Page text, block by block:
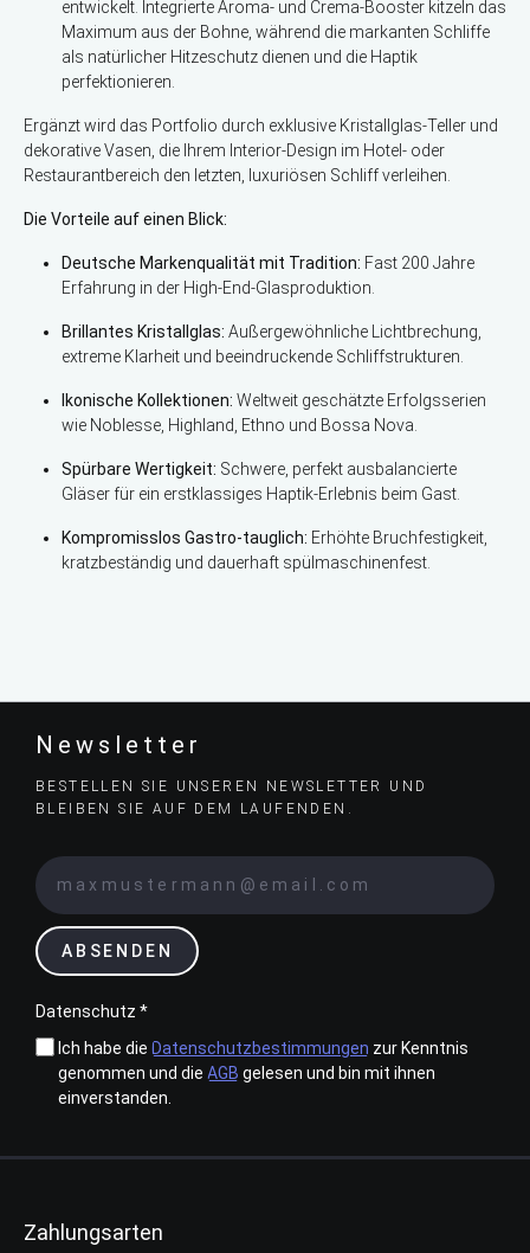
entwickelt. Integrierte Aroma- und Crema-Booster kitzeln das
Maximum aus der Bohne, während die markanten Schliffe
als natürlicher Hitzeschutz dienen und die Haptik
perfektionieren.
Ergänzt wird das Portfolio durch exklusive Kristallglas-Teller und
dekorative Vasen, die Ihrem Interior-Design im Hotel- oder
Restaurantbereich den letzten, luxuriösen Schliff verleihen.
Die Vorteile auf einen Blick:
Deutsche Markenqualität mit Tradition: Fast 200 Jahre
Erfahrung in der High-End-Glasproduktion.
Brillantes Kristallglas: Außergewöhnliche Lichtbrechung,
extreme Klarheit und beeindruckende Schliffstrukturen.
Ikonische Kollektionen: Weltweit geschätzte Erfolgsserien
wie Noblesse, Highland, Ethno und Bossa Nova.
Spürbare Wertigkeit: Schwere, perfekt ausbalancierte
Gläser für ein erstklassiges Haptik-Erlebnis beim Gast.
Kompromisslos Gastro-tauglich: Erhöhte Bruchfestigkeit,
kratzbeständig und dauerhaft spülmaschinenfest.
Newsletter
BESTELLEN SIE UNSEREN NEWSLETTER UND
BLEIBEN SIE AUF DEM LAUFENDEN.
ABSENDEN
Datenschutz *
Ich habe die Datenschutzbestimmungen zur Kenntnis
genommen und die AGB gelesen und bin mit ihnen
einverstanden.
Zahlungsarten